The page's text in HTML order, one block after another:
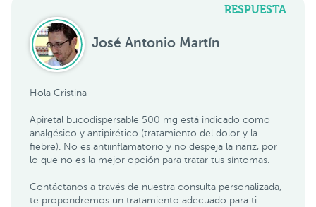
RESPUESTA
Hola Cristina
Apiretal bucodispersable 500 mg está indicado como
analgésico y antipirético (tratamiento del dolor y la
fiebre). No es antiinflamatorio y no despeja la nariz, por
lo que no es la mejor opción para tratar tus síntomas.
Contáctanos a través de nuestra consulta personalizada,
te propondremos un tratamiento adecuado para ti.
José Antonio Martín